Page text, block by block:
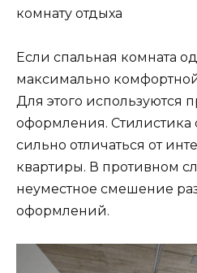
комнату отдыха
Если спальная комната
максимально
Для этого используются
оформления. Стилистика
сильно отличаться от
квартиры. В противном
неуместное смешение
оформлений.